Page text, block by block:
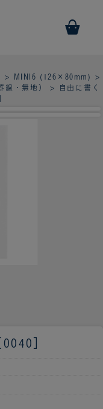
> MINI6 (126×80mm)
>
線・無地） >
自由に書く
］